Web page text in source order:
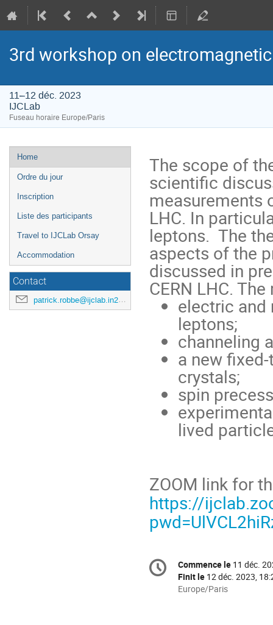
3rd workshop on
11–12 déc. 2023
IJCLab
Fuseau horaire Europe/Paris
Menu
de
l'événement
Home
Ordre du jour
Inscription
Liste des participants
Travel to IJCLab Orsay
Accommodation
Contact
patrick.robbe@ijclab.in2p3.fr
The scope of
scientific
measurements
LHC. In
leptons. The
aspects of the
discussed in
CERN LHC.
electric and
leptons;
channeling
a new
crystals;
spin
lived
ZOOM link for
https://
Information
de
Date/Heure
Commence le 11 déc.
Finit le 12 déc. 2023,
Toutes
Europe/Paris